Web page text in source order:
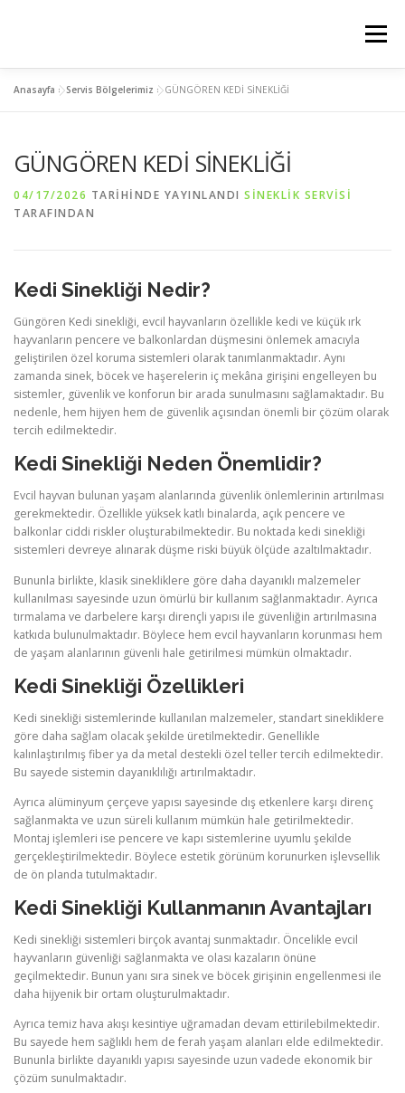
Menü
MENTEŞELİ SİNEKLİK SERVIS BÖLGELERIMIZ
Anasayfa »Servis Bölgelerimiz »GÜNGÖREN KEDİ SİNEKLİĞİ
GÜNGÖREN KEDİ SİNEKLİĞİ
04/17/2026 TARIHINDE YAYINLANDI SINEKLIK SERVISI
TARAFINDAN
Kedi Sinekliği Nedir?
Güngören Kedi sinekliği, evcil hayvanların özellikle kedi ve küçük ırk
hayvanların pencere ve balkonlardan düşmesini önlemek amacıyla
geliştirilen özel koruma sistemleri olarak tanımlanmaktadır. Aynı
zamanda sinek, böcek ve haşerelerin iç mekâna girişini engelleyen bu
sistemler, güvenlik ve konforun bir arada sunulmasını sağlamaktadır. Bu
nedenle, hem hijyen hem de güvenlik açısından önemli bir çözüm olarak
tercih edilmektedir.
Kedi Sinekliği Neden Önemlidir?
Evcil hayvan bulunan yaşam alanlarında güvenlik önlemlerinin artırılması
gerekmektedir. Özellikle yüksek katlı binalarda, açık pencere ve
balkonlar ciddi riskler oluşturabilmektedir. Bu noktada kedi sinekliği
sistemleri devreye alınarak düşme riski büyük ölçüde azaltılmaktadır.
Bununla birlikte, klasik sinekliklere göre daha dayanıklı malzemeler
kullanılması sayesinde uzun ömürlü bir kullanım sağlanmaktadır. Ayrıca
tırmalama ve darbelere karşı dirençli yapısı ile güvenliğin artırılmasına
katkıda bulunulmaktadır. Böylece hem evcil hayvanların korunması hem
de yaşam alanlarının güvenli hale getirilmesi mümkün olmaktadır.
Kedi Sinekliği Özellikleri
Kedi sinekliği sistemlerinde kullanılan malzemeler, standart sinekliklere
göre daha sağlam olacak şekilde üretilmektedir. Genellikle
kalınlaştırılmış fiber ya da metal destekli özel teller tercih edilmektedir.
Bu sayede sistemin dayanıklılığı artırılmaktadır.
Ayrıca alüminyum çerçeve yapısı sayesinde dış etkenlere karşı direnç
sağlanmakta ve uzun süreli kullanım mümkün hale getirilmektedir.
Montaj işlemleri ise pencere ve kapı sistemlerine uyumlu şekilde
gerçekleştirilmektedir. Böylece estetik görünüm korunurken işlevsellik
de ön planda tutulmaktadır.
Kedi Sinekliği Kullanmanın Avantajları
Kedi sinekliği sistemleri birçok avantaj sunmaktadır. Öncelikle evcil
hayvanların güvenliği sağlanmakta ve olası kazaların önüne
geçilmektedir. Bunun yanı sıra sinek ve böcek girişinin engellenmesi ile
daha hijyenik bir ortam oluşturulmaktadır.
Ayrıca temiz hava akışı kesintiye uğramadan devam ettirilebilmektedir.
Bu sayede hem sağlıklı hem de ferah yaşam alanları elde edilmektedir.
Bununla birlikte dayanıklı yapısı sayesinde uzun vadede ekonomik bir
çözüm sunulmaktadır.